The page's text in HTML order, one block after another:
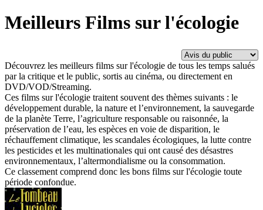
Meilleurs Films sur l'écologie
Découvrez les meilleurs films sur l'écologie de tous les temps salués
par la critique et le public, sortis au cinéma, ou directement en
DVD/VOD/Streaming.
Ces films sur l'écologie traitent souvent des thèmes suivants : le
développement durable, la nature et l’environnement, la sauvegarde
de la planète Terre, l’agriculture responsable ou raisonnée, la
préservation de l’eau, les espèces en voie de disparition, le
réchauffement climatique, les scandales écologiques, la lutte contre
les pesticides et les multinationales qui ont causé des désastres
environnementaux, l’altermondialisme ou la consommation.
Ce classement comprend donc les bons films sur l'écologie toute
période confondue.